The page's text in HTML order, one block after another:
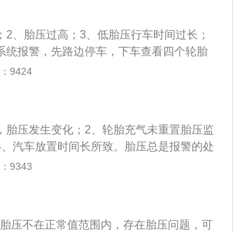
电压继电器或电源接触不良）。状态3：
引擎IGFF才熄灭。原因：ABS油压阀体搭
头接触不良；ABS计算机故障。处理方
计算机。状态4：ABS警告灯高速行驶亮
正确。处理方案：参考车辆轮胎规格及钢
：ABS警告灯间间歇性亮起。原因：刹车
。处理方案：引擎发动，踏下刹车踏板，
放松刹车踏板，完成自我设定位置；更换
车轮抱死，车辆会失控打滑，使驾驶员无
较大。
车速传感器与信号齿圈的间隙，即可恢复
懈，ABS继电器接触不良等引起信号不
连接处，有松动的重新连接。状态2：AB
告灯熄灭。原因：当使用多种车辆电器，
升，电压上升，ABS指示灯熄灭；ABS
电压继电器或电源接触不良）。状态3：
引擎IGFF才熄灭。原因：ABS油压阀体搭
头接触不良；ABS计算机故障。处理方
计算机。状态4：ABS警告灯高速行驶亮
正确。处理方案：参考车辆轮胎规格及钢
：ABS警告灯间间歇性亮起。原因：刹车
、胎压过高；3、低胎压行车时间过长；
报警，先路边停车，下车查看四个轮胎
气的，可以不予理睬，再上车后对胎压系
问题，需要及时进行检查和补胎。胎压指
9424
胎压发生变化；2、轮胎充气未重置胎压监
汽车放置时间长所致。胎压总是报警的处
的胎压储存按钮，按压这个按钮；2、如
火静待5分钟，重新启动，再按胎压调节
9343
压不在正常值范围内，存在胎压问题，可